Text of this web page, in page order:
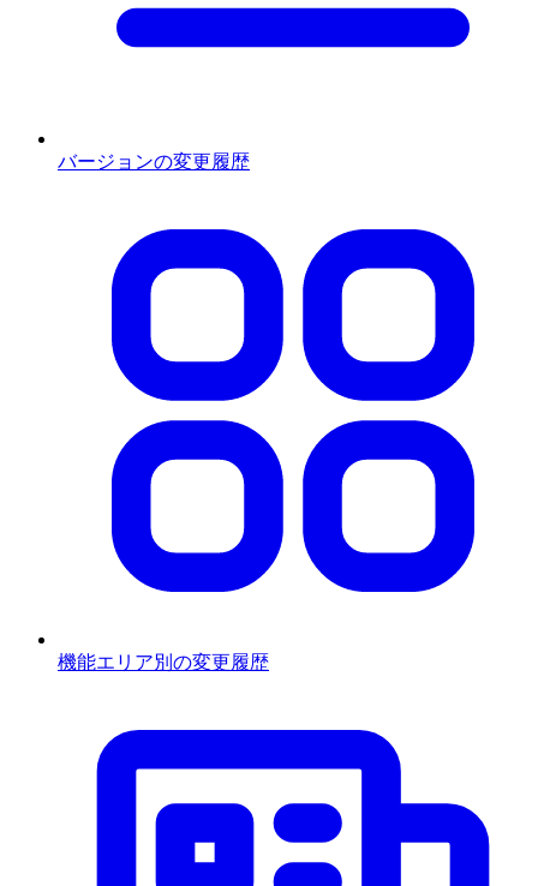
バージョンの変更履歴
機能エリア別の変更履歴